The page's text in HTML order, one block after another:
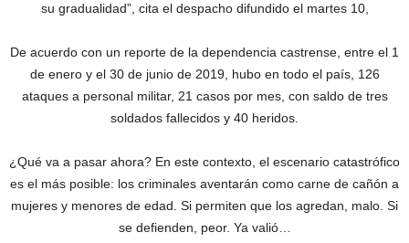
su gradualidad”, cita el despacho difundido el martes 10,
De acuerdo con un reporte de la dependencia castrense, entre el 1
de enero y el 30 de junio de 2019, hubo en todo el país, 126
ataques a personal militar, 21 casos por mes, con saldo de tres
soldados fallecidos y 40 heridos.
¿Qué va a pasar ahora? En este contexto, el escenario catastrófico
es el más posible: los criminales aventarán como carne de cañón a
mujeres y menores de edad. Si permiten que los agredan, malo. Si
se defienden, peor. Ya valió…